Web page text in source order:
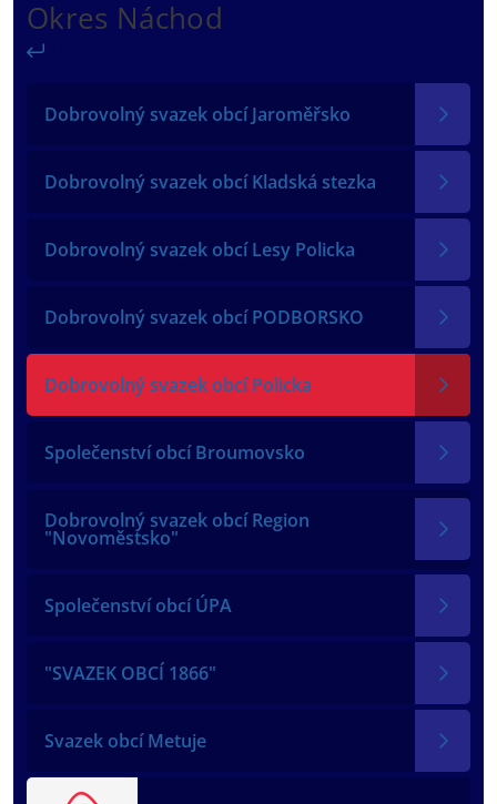
Okres Náchod
Dobrovolný svazek obcí Jaroměřsko
Dobrovolný svazek obcí Kladská stezka
Dobrovolný svazek obcí Lesy Policka
Dobrovolný svazek obcí PODBORSKO
Dobrovolný svazek obcí Policka
Společenství obcí Broumovsko
Dobrovolný svazek obcí Region
"Novoměstsko"
Společenství obcí ÚPA
"SVAZEK OBCÍ 1866"
Svazek obcí Metuje